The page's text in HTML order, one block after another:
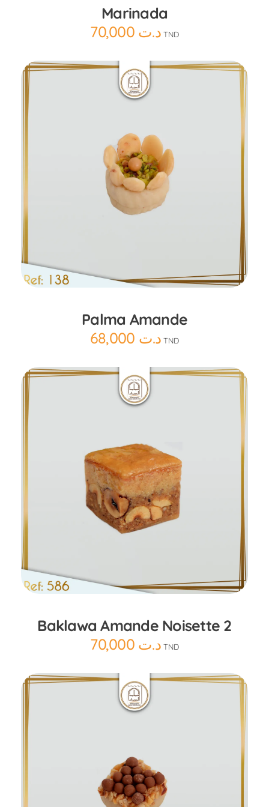
Marinada
د.ت 70,000 TND
Palma Amande
د.ت TND
Baklawa Amande Noisette 2
د.ت 70,000 TND